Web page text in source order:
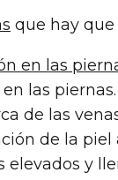
que hay que
en las
las piernas.
de las
de la piel
elevados y